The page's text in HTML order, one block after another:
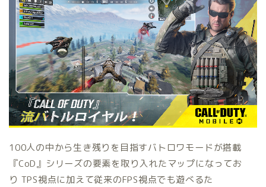
100人の中から生き残りを目指すバトロワモードが搭載
『CoD』シリーズの要素を取り入れたマップになってお
り TPS視点に加えて従来のFPS視点でも遊べるた